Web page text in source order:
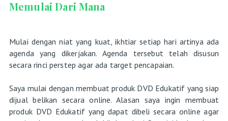
Memulai Dari Mana
Mulai dengan niat yang kuat, ikhtiar setiap hari artinya ada
agenda yang dikerjakan. Agenda tersebut telah disusun
secara rinci perstep agar ada target pencapaian.
Saya mulai dengan membuat produk DVD Edukatif yang siap
dijual belikan secara online. Alasan saya ingin membuat
produk DVD Edukatif yang dapat dibeli secara online agar